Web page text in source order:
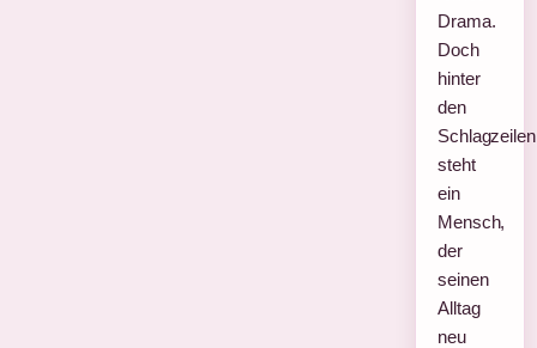
Drama.
Doch
hinter
den
Schlagzeilen
steht
ein
Mensch,
der
seinen
Alltag
neu